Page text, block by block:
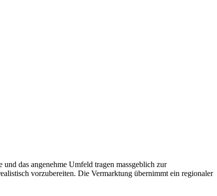
das angenehme Umfeld tragen massgeblich zur
vorzubereiten. Die Vermarktung übernimmt ein regionaler